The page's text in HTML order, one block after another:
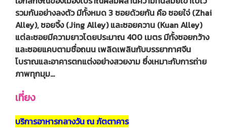
รวมกันอย่างลงตัว มีทั้งหมด 3 ซอยด้วยกัน คือ ซอยใจ่ (Zhai
Alley), ซอยจิ้ง (Jing Alley) และซอยควาน (Kuan Alley)
แต่ละซอยมีความยาวโดยประมาณ 400 เมตร มีทั้งซอยกว้าง
และซอยแคบตามชื่อถนน เพลิดเพลินกับบรรยากาศจีน
โบราณและอาคารตกแต่งอย่างสวยงาม ซึ่งเหมาะกับการถ่าย
ภาพทุกมุม…
เที่ยง
บริการอาหารกลางวัน ณ ภัตตาคาร